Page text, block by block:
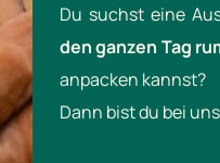
Du suchst eine
den ganzen Tag
anpacken kannst?
Dann bist du bei